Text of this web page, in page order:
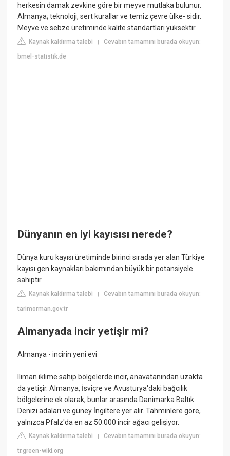
herkesin damak zevkine göre bir meyve mutlaka bulunur.
Almanya; teknoloji, sert kurallar ve temiz çevre ülke- sidir.
Meyve ve sebze üretiminde kalite standartları yüksektir.
Kaynak kaldırma talebi |Cevabın tamamını burada okuyun:
bmel-statistik.de
Dünyanın en iyi kayısısı nerede?
Dünya kuru kayısı üretiminde birinci sırada yer alan Türkiye
kayısı gen kaynakları bakımından büyük bir potansiyele
sahiptir.
Kaynak kaldırma talebi |Cevabın tamamını burada okuyun:
tarimorman.gov.tr
Almanyada incir yetişir mi?
Almanya - incirin yeni evi
Ilıman iklime sahip bölgelerde incir, anavatanından uzakta
da yetişir. Almanya, İsviçre ve Avusturya'daki bağcılık
bölgelerine ek olarak, bunlar arasında Danimarka Baltık
Denizi adaları ve güney İngiltere yer alır. Tahminlere göre,
yalnızca Pfalz'da en az 50.000 incir ağacı gelişiyor.
Kaynak kaldırma talebi |Cevabın tamamını burada okuyun:
tr.green-wiki.org